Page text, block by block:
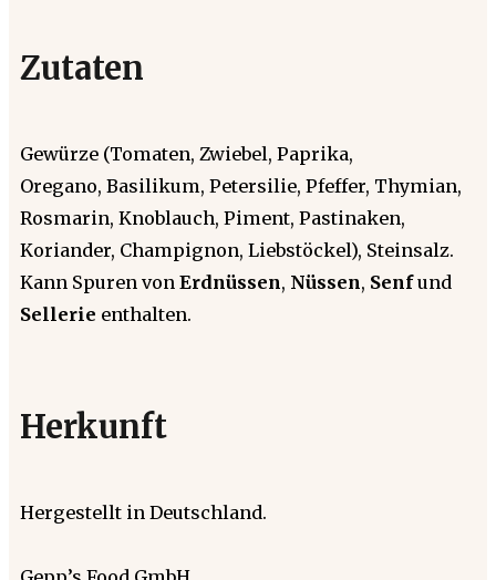
Zutaten
Gewürze (Tomaten, Zwiebel, Paprika,
Oregano, Basilikum, Petersilie, Pfeffer, Thymian,
Rosmarin, Knoblauch, Piment, Pastinaken,
Koriander, Champignon, Liebstöckel), Steinsalz.
Kann Spuren von Erdnüssen, Nüssen, Senfund
Sellerie enthalten.
Herkunft
Hergestellt in Deutschland.